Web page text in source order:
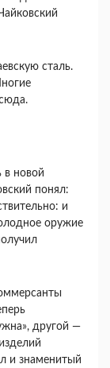
сталь.
в новой
понял:
и
оружие
другой —
и знаменитый